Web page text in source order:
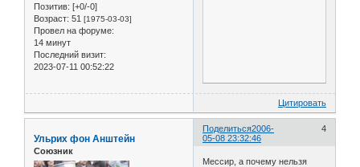
Позитив: [+0/-0]
Возраст: 51 [1975-03-03]
Провел на форуме:
14 минут
Последний визит:
2023-07-11 00:52:22
Цитировать
Поделиться 4
2006-
05-08 23:32:46
Ульрих фон Анштейн
Союзник
Мессир, а почему нельзя